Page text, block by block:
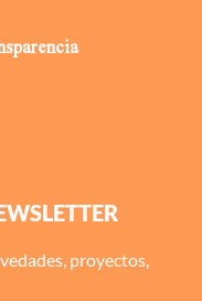
proyectos,